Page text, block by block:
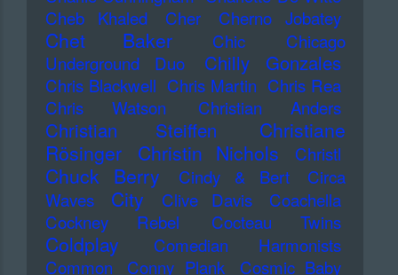
Cheb Khaled
Cher Cherno Jobatey
Chet Baker Chic
Chicago
Underground Duo
Chilly Gonzales
Chris Blackwell Chris Martin Chris Rea
Chris Watson
Christian Anders
Christian Steiffen
Christiane
Rösinger
Christin Nichols Christl
Chuck Berry Cindy & Bert
Circa
Waves
City Clive Davis
Coachella
Cockney Rebel
Cocteau Twins
Coldplay
Comedian Harmonists
Common
Conny Plank
Cosmic Baby